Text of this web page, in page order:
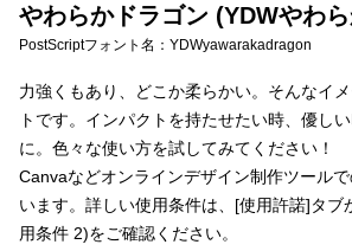
カート
マイページ
お気に入り
ご利用ガイド
宋朝体
教科書体
草書体
江戸文字 デ
すべてを表示
やわらかドラゴン (YDWやわ
PostScriptフォント名： YDWyawarakadragon
力強くもあり、どこか柔らかい。そんなイ
トです。インパクトを持たせたい時、優し
に。色々な使い方を試してみてください！
Canvaなどオンラインデザイン制作ツール
います。詳しい使用条件は、[使用許諾]タブ
用条件 2)をご確認ください。